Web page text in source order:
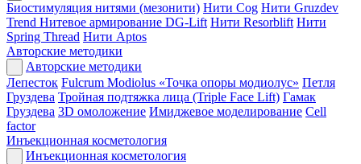
Биостимуляция нитями (мезонити) Нити Cog Нити Gruzdev
Trend Нитевое армирование DG-Lift Нити Resorblift Нити
Spring Thread Нити Aptos
Авторские методики
Авторские методики
Лепесток Fulcrum Modiolus «Точка опоры модиолус» Петля
Груздева Тройная подтяжка лица (Triple Face Lift) Гамак
Груздева 3D омоложение Имиджевое моделирование Cell
factor
Инъекционная косметология
Инъекционная косметология